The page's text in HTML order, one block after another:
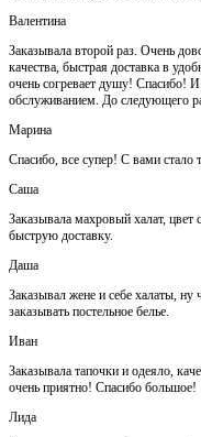
Валентина
Заказывала второй раз. Очень
качества, быстрая доставка в
очень согревает душу! Спасибо!
обслуживанием. До следующего
Марина
Спасибо, все супер! С вами стало
Саша
Заказывала махровый халат, цвет
быструю доставку.
Даша
Заказывал жене и себе халаты,
заказывать постельное белье.
Иван
Заказывала тапочки и одеяло,
очень приятно! Спасибо большое!
Лида